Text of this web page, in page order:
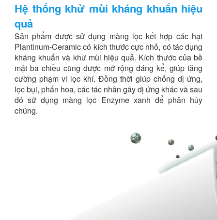
Hệ thống khử mùi kháng khuẩn hiệu
quả
Sản phẩm được sử dụng màng lọc kết hợp các hạt
Plantinum-Ceramic có kích thước cực nhỏ, có tác dụng
kháng khuẩn và khừ mùi hiệu quả. Kích thước của bề
mặt ba chiều cũng được mở rộng đáng kể, giúp tăng
cường phạm vi lọc khí. Đồng thời giúp chống dị ứng,
lọc bụi, phấn hoa, các tác nhân gây dị ứng khác và sau
đó sử dụng màng lọc Enzyme xanh để phân hủy
chúng.